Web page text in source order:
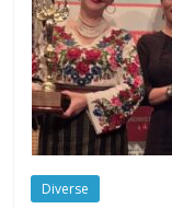
Diverse